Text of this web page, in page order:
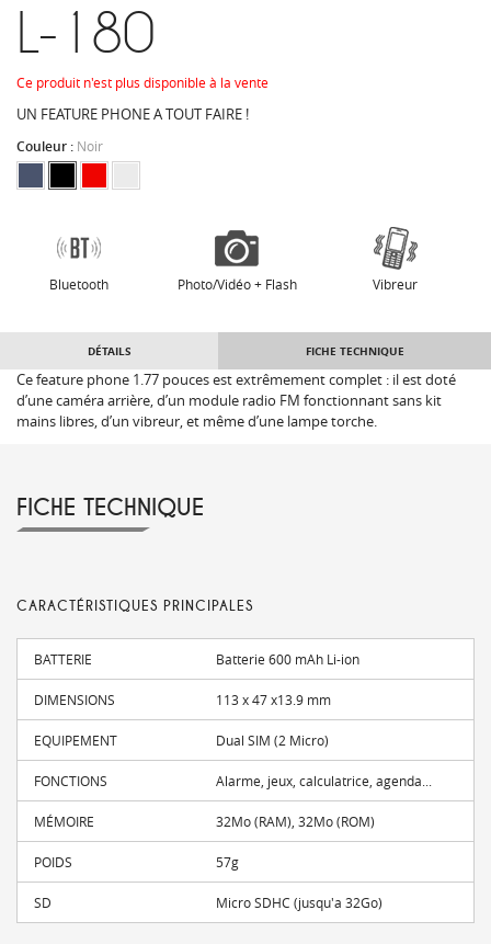
L-180
Ce produit n'est plus disponible à la vente
UN FEATURE PHONE A TOUT FAIRE !
Couleur : Noir
Bluetooth Photo/Vidéo + Flash Vibreur
DÉTAILS FICHE TECHNIQUE
Ce feature phone 1.77 pouces est extrêmement complet : il est doté
d’une caméra arrière, d’un module radio FM fonctionnant sans kit
mains libres, d’un vibreur, et même d’une lampe torche.
FICHE TECHNIQUE
CARACTÉRISTIQUES PRINCIPALES
BATTERIE Batterie 600 mAh Li-ion
DIMENSIONS 113 x 47 x13.9 mm
EQUIPEMENT Dual SIM (2 Micro)
FONCTIONS Alarme, jeux, calculatrice, agenda...
MÉMOIRE 32Mo (RAM), 32Mo (ROM)
POIDS 57g
SD Micro SDHC (jusqu'a 32Go)